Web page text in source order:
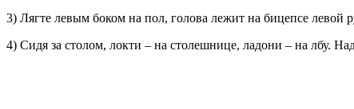
3) Лягте левым боком на пол, голова лежит на бицепсе
4) Сидя за столом, локти – на столешнице, ладони – на лбу.